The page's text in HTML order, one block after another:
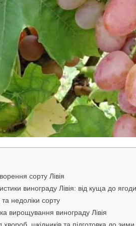
сорту Лівія
винограду Лівія: від куща до ягоди
недоліки сорту
вирощування винограду Лівія